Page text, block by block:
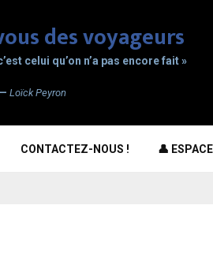
celui qu’on n’a pas encore fait »
— Loïck Peyron
CONTACTEZ-NOUS ! 👤